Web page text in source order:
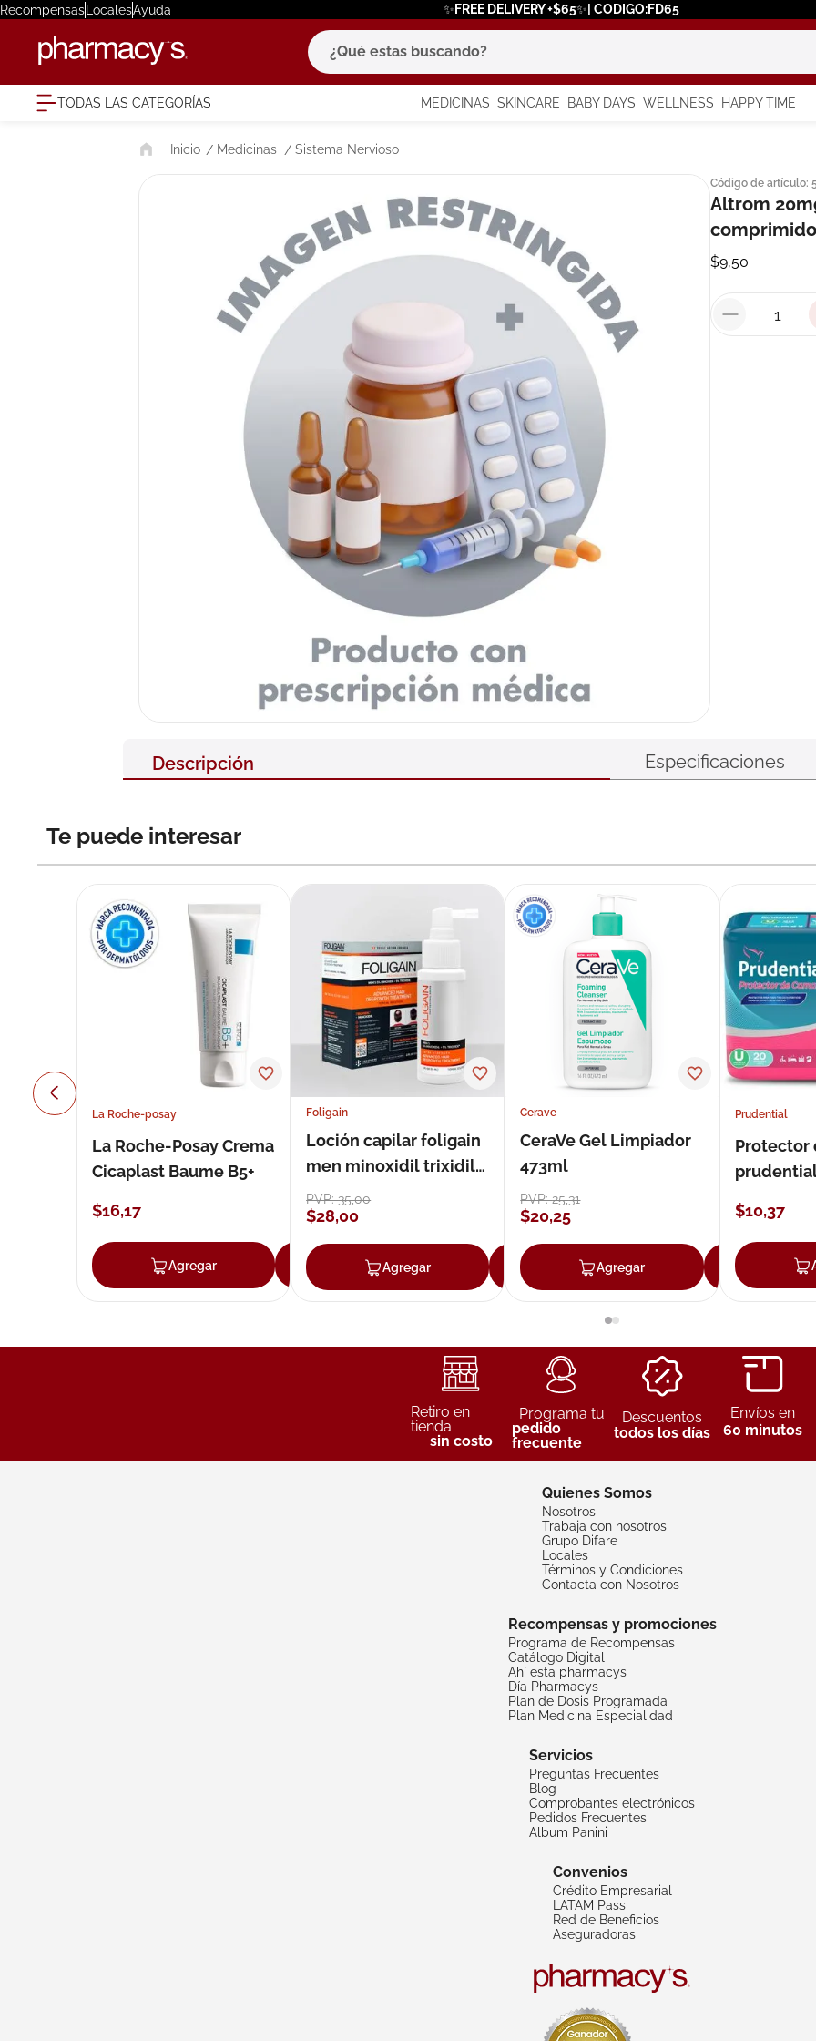
RecompensasLocalesAyuda ✨FREE DELIVERY +$65✨| CODIGO:FD65
¿Qué estas buscando?
TODAS LAS CATEGORÍAS MEDICINAS SKINCARE BABY DAYS WELLNESS HAPPY TIME
Medicinas Sistema Nervioso
Código de artículo:
Altrom
$9,50
Descripción Especificaciones
Te puede interesar
La Roche-posay
La Roche-Posay Crema
Cicaplast Baume B5+
$16,17
Agregar Agregar
Foligain
Loción capilar foligain
men minoxidil trixidil
loción 59 ml
PVP:35,00
$28,00
Agregar Agregar
Cerave
CeraVe Gel Limpiador
473ml
PVP:25,31
$20,25
Agregar
Prudential
Protector
$10,37
Retiro en
tienda
sin costo
Programa tu
pedido
frecuente
Descuentos
todos los días
Envíos en
60 minutos
Quienes Somos
Nosotros
Trabaja con nosotros
Grupo Difare
Locales
Términos y Condiciones
Contacta con Nosotros
Recompensas y promociones
Programa de Recompensas
Catálogo Digital
Ahí esta pharmacys
Día Pharmacys
Plan de Dosis Programada
Plan Medicina Especialidad
Servicios
Preguntas Frecuentes
Blog
Comprobantes electrónicos
Pedidos Frecuentes
Album Panini
Convenios
Crédito Empresarial
LATAM Pass
Red de Beneficios
Aseguradoras
términos más buscados
1. eucerin
3. bioderma
7.
. roche posay
9. megacistin
10 pañales